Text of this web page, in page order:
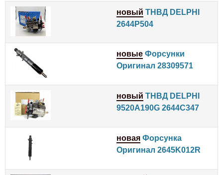
новый ТНВД DELPHI
2644P504
новые Форсунки
Оригинал 28309571
новый ТНВД DELPHI
9520A190G 2644C347
новая Форсунка
Оригинал 2645K012R